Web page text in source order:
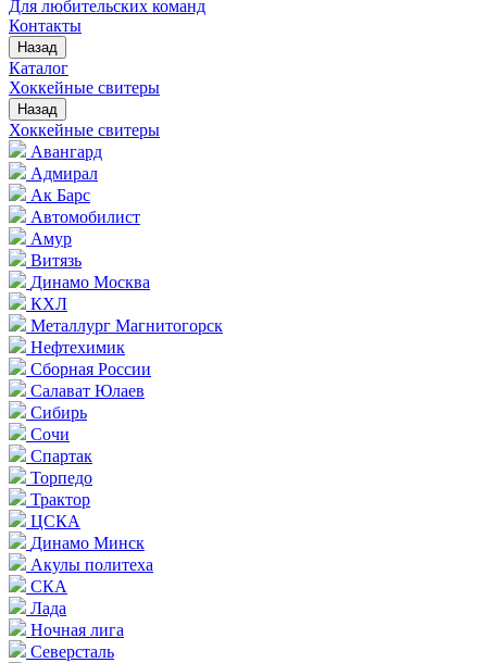
Для любительских команд
Контакты
Назад
Каталог
Хоккейные свитеры
Назад
Хоккейные свитеры
Авангард
Адмирал
Ак Барс
Автомобилист
Амур
Витязь
Динамо Москва
КХЛ
Металлург Магнитогорск
Нефтехимик
Сборная России
Салават Юлаев
Сибирь
Сочи
Спартак
Торпедо
Трактор
ЦСКА
Динамо Минск
Акулы политеха
СКА
Лада
Ночная лига
Северсталь